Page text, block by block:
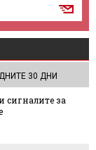
30 ДНИ
сигналите за